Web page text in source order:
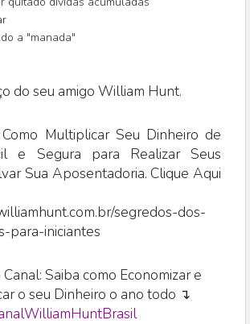
a "manada"
do seu amigo William Hunt.
Multiplicar Seu Dinheiro de
e Segura para Realizar Seus
Sua Aposentadoria. Clique Aqui
segredos-dos-
para-iniciantes
Saiba como Economizar e
o seu Dinheiro o ano todo ↴